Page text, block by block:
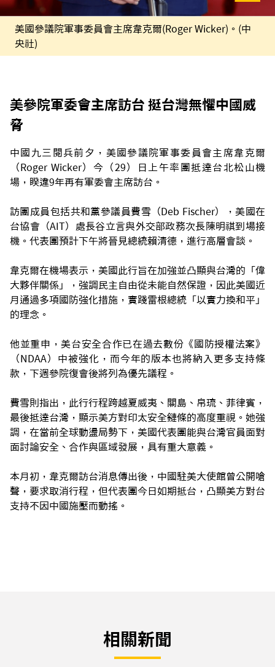
美國參議院軍事委員會主席韋克爾(Roger Wicker)。(中
央社)
美參院軍委會主席訪台 挺台灣無懼中國威
脅
中國九三閱兵前夕，美國參議院軍事委員會主席韋克爾
（Roger Wicker）今（29）日上午率團抵達台北松山機
場，睽違9年再有軍委會主席訪台。
訪團成員包括共和黨參議員費雪（Deb Fischer），美國在
台協會（AIT）處長谷立言與外交部政務次長陳明祺到場接
機。代表團預計下午將晉見總統賴清德，進行高層會談。
韋克爾在機場表示，美國此行旨在加強並凸顯與台灣的「偉
大夥伴關係」，強調民主自由從未能自然保證，因此美國近
月通過多項國防強化措施，實踐雷根總統「以實力換和平」
的理念。
他並重申，美台安全合作已在過去數份《國防授權法案》
（NDAA）中被強化，而今年的版本也將納入更多支持條
款，下週參院復會後將列為優先議程。
費雪則指出，此行行程跨越夏威夷、關島、帛琉、菲律賓，
最後抵達台灣，顯示美方對印太安全鏈條的高度重視。她強
調，在當前全球動盪局勢下，美國代表團能與台灣官員面對
面討論安全、合作與區域發展，具有重大意義。
本月初，韋克爾訪台消息傳出後，中國駐美大使館曾公開嗆
聲，要求取消行程，但代表團今日如期抵台，凸顯美方對台
支持不因中國施壓而動搖。
相關新聞